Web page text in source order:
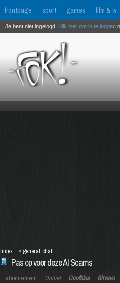
frontpage sport games film & tv
Je bent niet ingelogd. Klik hier om in te loggen
Pas op voor deze AI Scams
Index » general chat
abonnement Unibet Coolblue Bitvavo